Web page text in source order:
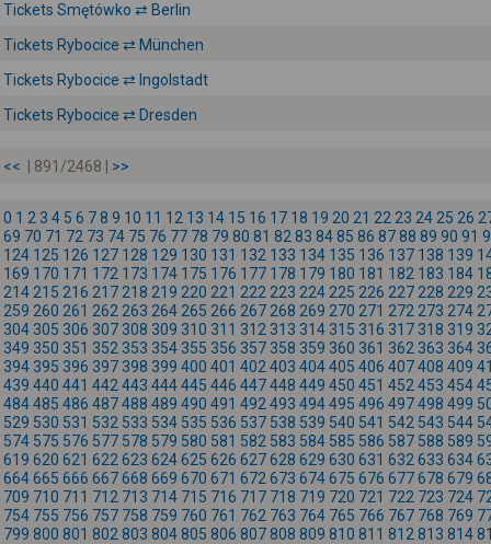
Tickets Smętówko ⇄ Berlin
Tickets Rybocice ⇄ München
Tickets Rybocice ⇄ Ingolstadt
Tickets Rybocice ⇄ Dresden
<< | 891/2468 | >>
0 1 2 3 4 5 6 78 9 10 11 12 13 14 15 16 17 18 19 20 21 22 23 24 25 26
69 70 71 72 73 74 75 76 77 78 79 80 81 82 83 8485 86 8788 89 90 91
124 125 126 127 128 129 130 131 132 133 134 135 136 137 138 139
169 170 171 172 173 174 175 176 177 178 179 180 181 182 183 184
214 215 216 217 218 219 220 221 222 223 224 225 226 227 228 229
259 260 261 262 263 264 265 266 267 268 269 270 271 272 273 274
304 305 306 307 308 309 310 311 312 313 314 315 316 317 318 319
349 350 351 352 353 354 355 356 357 358 359 360 361 362 363 364
394 395 396 397 398 399 400 401 402 403 404405 406 407408 409
439 440 441 442 443 444445 446 447448 449 450 451 452 453 454
484485 486 487488 489 490 491 492 493 494495 496 497498 499
529 530 531 532 533 534 535 536 537 538 539 540 541 542 543 544
574 575 576 577 578 579 580 581 582 583 584 585 586 587 588 589
619 620 621 622 623 624625 626 627628 629 630 631 632 633 634
664665 666 667668 669 670 671 672 673 674675 676 677678 679
709 710 711 712 713 714 715 716 717 718 719 720 721 722 723 724
754 755 756 757 758 759 760 761 762 763 764 765 766 767 768 769
799 800 801 802 803 804805 806 807808 809 810 811 812 813 814